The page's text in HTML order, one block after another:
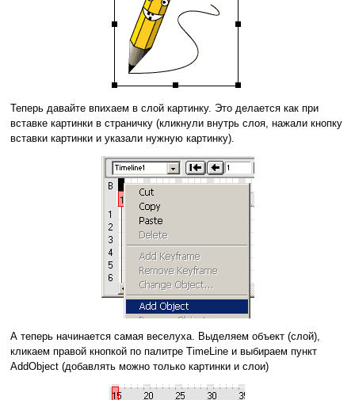
Теперь давайте впихаем в слой картинку. Это делается как при
вставке картинки в страничку (кликнули внутрь слоя, нажали кнопку
вставки картинки и указали нужную картинку).
А теперь начинается самая веселуха. Выделяем объект (слой),
кликаем правой кнопкой по палитре TimeLine и выбираем пункт
AddObject (добавлять можно только картинки и слои)